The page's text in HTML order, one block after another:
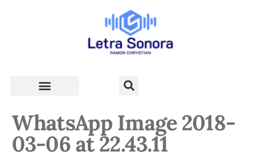
WhatsApp Image 2018-
03-06 at 22.43.11